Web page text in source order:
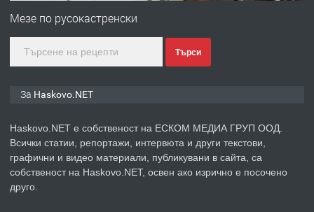
преди 3 дни
ПРЕДЛАГА
Къртене на бетон! Събаряне на
Мезе по русокастренски
Търси
За Haskovo.NET
Haskovo.NET е собственост на ЕСКОМ МЕДИА ГРУП ООД.
Всички статии, репортажи, интервюта и други текстови,
графични и видео материали, публикувани в сайта, са
собственост на Haskovo.NET, освен ако изрично е посочено
друго.